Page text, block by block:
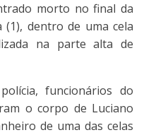
morto no final da
(1), dentro de uma cela
na parte alta de
funcionários do
o corpo de Luciano
de uma das celas